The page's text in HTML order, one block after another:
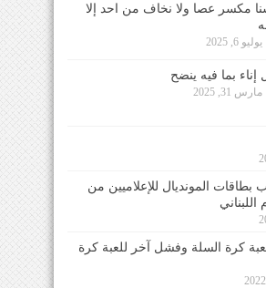
مكسر عصا ولا نخاف من احد إلا
يوليو 6, 2025
إناء بما فيه ينضح
مارس 31, 2025
بطاقات المونديال للإعلاميين من
اللبناني
كرة السلة وفشل آخر للعبة كرة